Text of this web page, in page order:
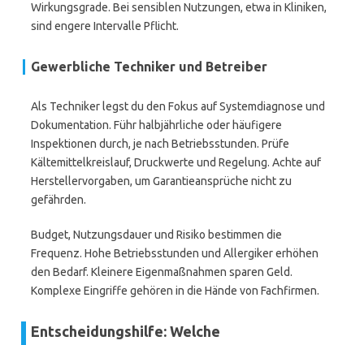
Wirkungsgrade. Bei sensiblen Nutzungen, etwa in Kliniken,
sind engere Intervalle Pflicht.
Gewerbliche Techniker und Betreiber
Als Techniker legst du den Fokus auf Systemdiagnose und
Dokumentation. Führ halbjährliche oder häufigere
Inspektionen durch, je nach Betriebsstunden. Prüfe
Kältemittelkreislauf, Druckwerte und Regelung. Achte auf
Herstellervorgaben, um Garantieansprüche nicht zu
gefährden.
Budget, Nutzungsdauer und Risiko bestimmen die
Frequenz. Hohe Betriebsstunden und Allergiker erhöhen
den Bedarf. Kleinere Eigenmaßnahmen sparen Geld.
Komplexe Eingriffe gehören in die Hände von Fachfirmen.
Entscheidungshilfe: Welche